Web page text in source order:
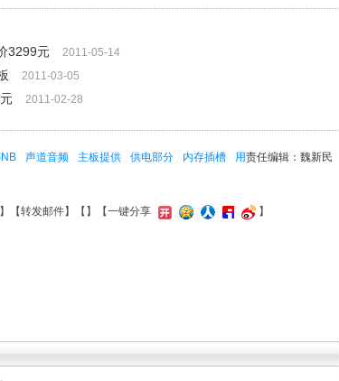
3299元
2011-05-14
2011-03-05
2011-02-28
责任编辑：魏新民
声道音频 主板提供 供电部分 内存插槽
用
】【转发邮件】【 】 【一键分享 】